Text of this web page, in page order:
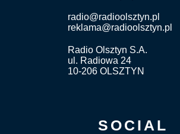
radio@radioolsztyn.pl
reklama@radioolsztyn.pl
Radio Olsztyn S.A.
ul. Radiowa 24
10-206 OLSZTYN
SOCIAL